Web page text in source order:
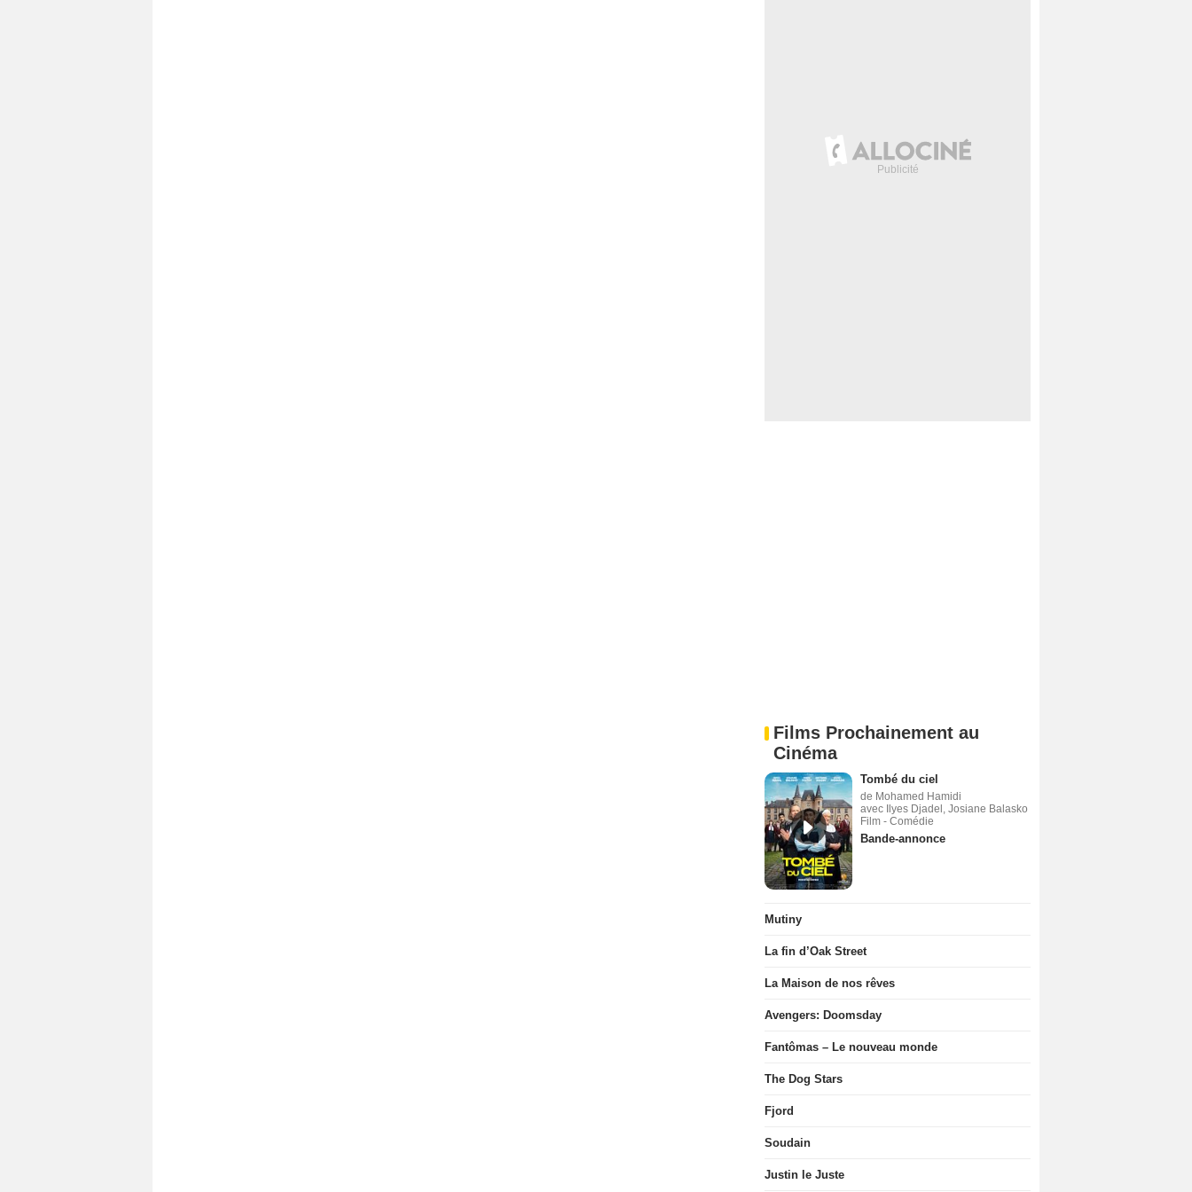
Films Prochainement au
Cinéma
Tombé du ciel
de Mohamed Hamidi
avec Ilyes Djadel, Josiane Balasko
Film - Comédie
Bande-annonce
Mutiny
La fin d’Oak Street
La Maison de nos rêves
Avengers: Doomsday
Fantômas – Le nouveau monde
The Dog Stars
Fjord
Soudain
Justin le Juste